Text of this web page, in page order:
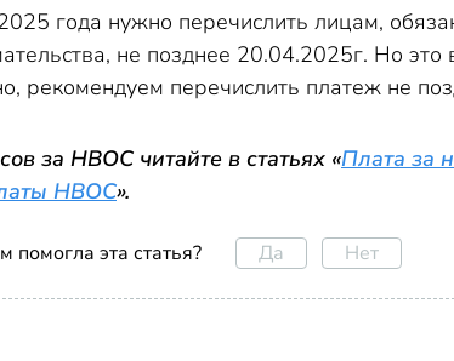
года нужно перечислить лицам,
не позднее 20.04.2025г. Но это
рекомендуем перечислить платеж не
за НВОС читайте в статьях «Плата за
НВОС».
помогла эта статья? Да Нет